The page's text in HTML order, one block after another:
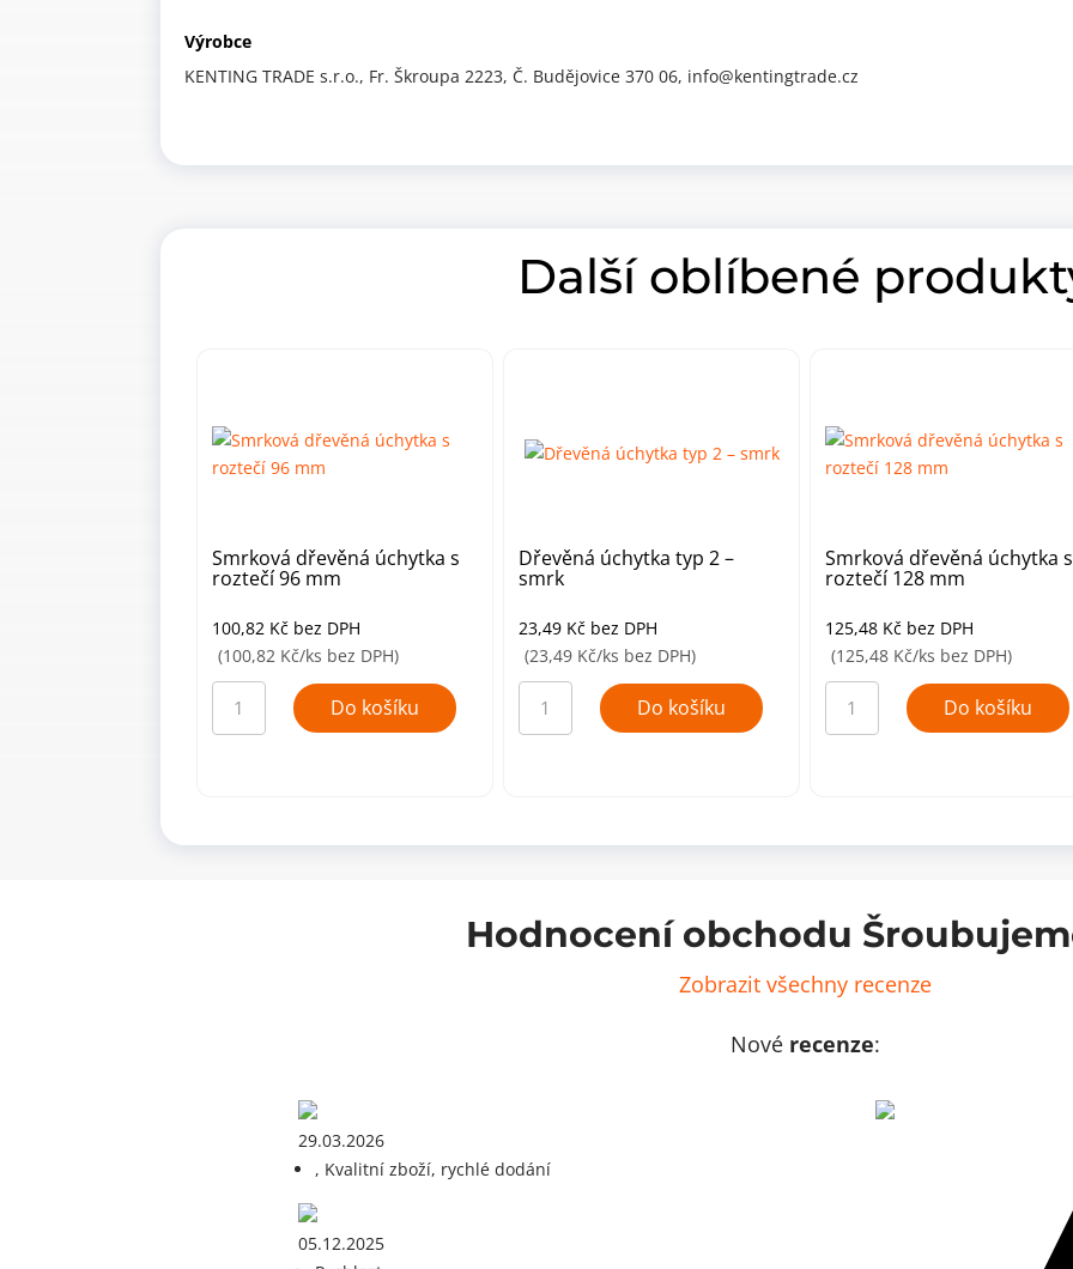
Výrobce
KENTING TRADE s.r.o., Fr. Škroupa 2223, Č. Budějovice 370 06, info@kentingtrade.cz
Další oblíbené
Smrková dřevěná úchytka s
roztečí 96 mm
100,82 Kč bez DPH
(100,82 Kč/ks bez DPH)
Smrková
dřevěná
úchytka
s
Do košíku
Dřevěná úchytka typ 2 –
smrk
23,49 Kč bez DPH
(23,49 Kč/ks bez DPH)
Dřevěná
úchytka
2
Do košíku
Smrková dřevěná úchytka s
roztečí 128 mm
125,48 Kč bez DPH
(125,48 Kč/ks bez DPH)
Smrková
dřevěná
úchytka
s
Do košíku
Hodnocení obchodu
Zobrazit všechny recenze
Nové recenze:
29.03.2026
, Kvalitní zboží, rychlé dodání
05.12.2025